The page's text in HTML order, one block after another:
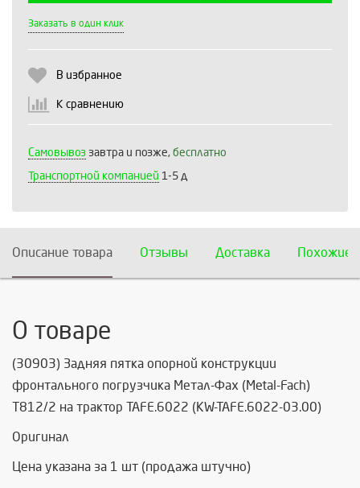
Заказать в один клик
В избранное
К сравнению
Самовывоз завтра и позже, бесплатно
Транспортной компанией 1-5 д
Описание товара Отзывы Доставка Похожие
О товаре
(30903) Задняя пятка опорной конструкции
фронтального погрузчика Метал-Фах (Metal-Fach)
T812/2 на трактор TAFE.6022 (KW-TAFE.6022-03.00)
Оригинал
Цена указана за 1 шт (продажа штучно)